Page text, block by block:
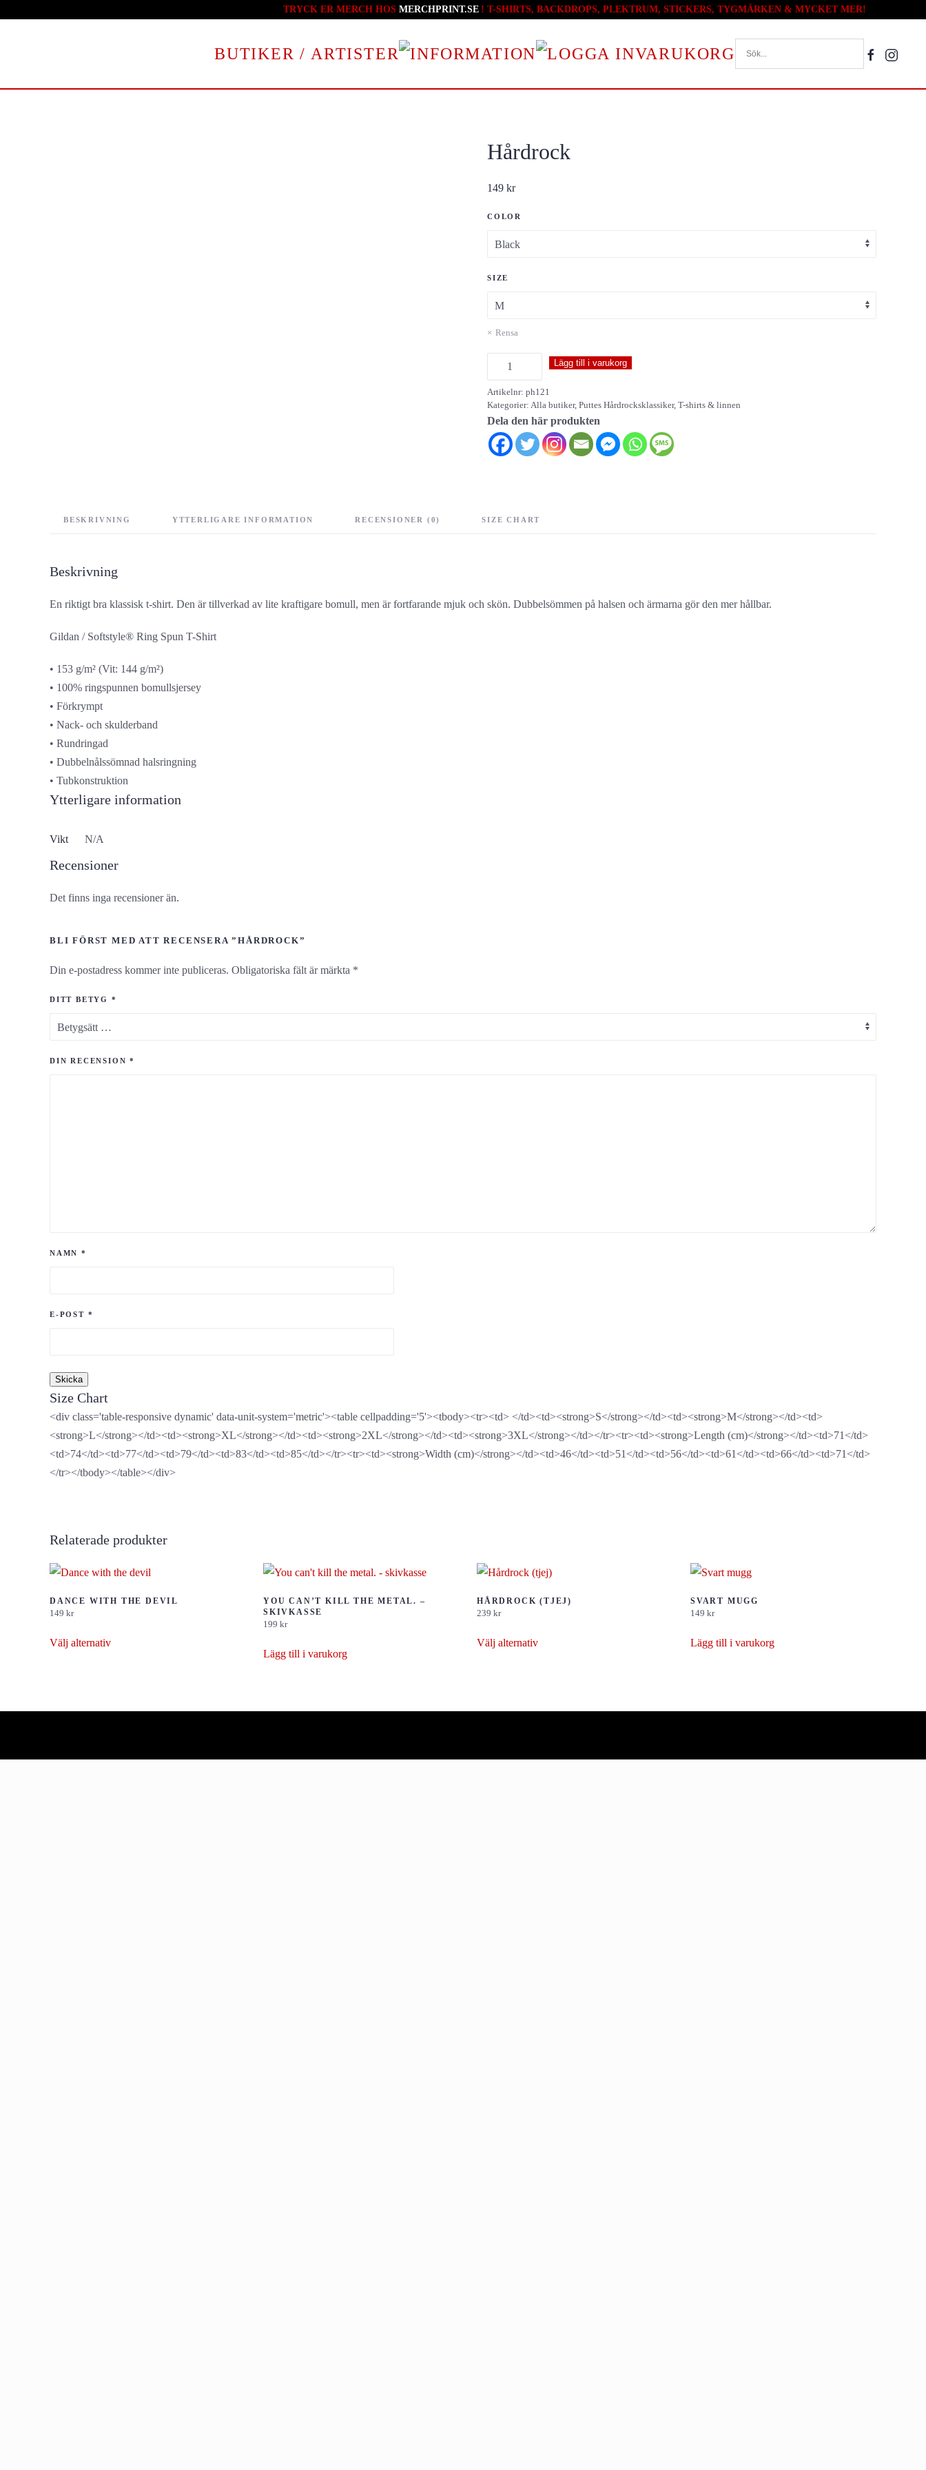
TRYCK ER MERCH HOS MERCHPRINT.SE ! T-SHIRTS, BACKDROPS, PLEKTRUM, STICKERS, TYGMÄRKEN & MYCKET MER!
BUTIKER / ARTISTER VARUKORG
Hårdrock
149 kr
COLOR
SIZE
Rensa
Hårdrock
mängd
Lägg till i varukorg
Artikelnr: ph121
Kategorier: Alla butiker, Puttes Hårdrocksklassiker, T-shirts & linnen
Dela den här produkten
BESKRIVNING YTTERLIGARE INFORMATION RECENSIONER (0) SIZE CHART
Beskrivning
En riktigt bra klassisk t-shirt. Den är tillverkad av lite kraftigare bomull, men är fortfarande mjuk och skön. Dubbelsömmen på halsen och ärmarna gör den mer hållbar.
Gildan / Softstyle® Ring Spun T-Shirt
• 153 g/m² (Vit: 144 g/m²)
• 100% ringspunnen bomullsjersey
• Förkrympt
• Nack- och skulderband
• Rundringad
• Dubbelnålssömnad halsringning
• Tubkonstruktion
Ytterligare information
Vikt N/A
Recensioner
Det finns inga recensioner än.
BLI FÖRST MED ATT RECENSERA ”HÅRDROCK”
Din e-postadress kommer inte publiceras. Obligatoriska fält är märkta *
DITT BETYG *
DIN RECENSION*
NAMN *
E-POST *
Size Chart
<div class='table-responsive dynamic' data-unit-system='metric'><table cellpadding='5'><tbody><tr><td> </td><td><strong>S</strong></td><td><strong>M</strong></td><td>
<strong>L</strong></td><td><strong>XL</strong></td><td><strong>2XL</strong></td><td><strong>3XL</strong></td></tr><tr><td><strong>Length (cm)</strong></td><td>71</td>
<td>74</td><td>77</td><td>79</td><td>83</td><td>85</td></tr><tr><td><strong>Width (cm)</strong></td><td>46</td><td>51</td><td>56</td><td>61</td><td>66</td><td>71</td>
</tr></tbody></table></div>
Relaterade produkter
DANCE WITH THE DEVIL
149 kr
Välj alternativ
olika
YOU CAN’T KILL THE METAL. –
SKIVKASSE
199 kr
Lägg till i varukorg
HÅRDROCK (TJEJ)
239 kr
Välj alternativ
olika
SVART MUGG
149 kr
Lägg till i varukorg